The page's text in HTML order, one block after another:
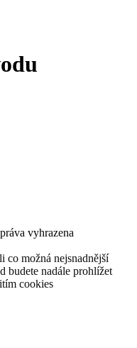
vyhrazena
co možná nejsnadnější
budete nadále prohlížet
cookies